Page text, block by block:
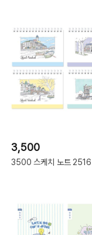
3,500
3500 스케치 노트 2516